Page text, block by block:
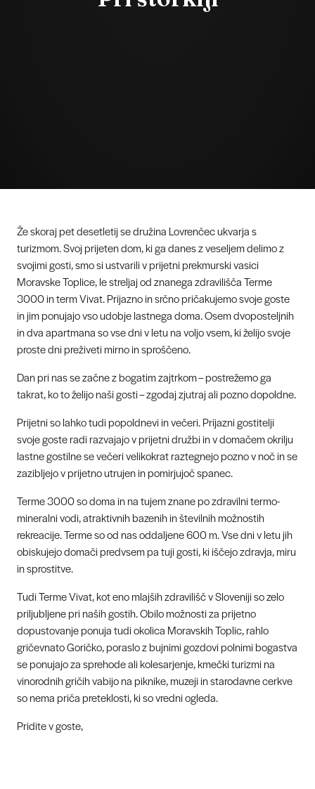
Že skoraj pet desetletij se družina Lovrenčec ukvarja s
turizmom. Svoj prijeten dom, ki ga danes z veseljem delimo z
svojimi gosti, smo si ustvarili v prijetni prekmurski vasici
Moravske Toplice, le streljaj od znanega zdravilišča Terme
3000 in term Vivat. Prijazno in srčno pričakujemo svoje goste
in jim ponujajo vso udobje lastnega doma. Osem dvoposteljnih
in dva apartmana so vse dni v letu na voljo vsem, ki želijo svoje
proste dni preživeti mirno in sproščeno.
Dan pri nas se začne z bogatim zajtrkom – postrežemo ga
takrat, ko to želijo naši gosti – zgodaj zjutraj ali pozno dopoldne.
Prijetni so lahko tudi popoldnevi in večeri. Prijazni gostitelji
svoje goste radi razvajajo v prijetni družbi in v domačem okrilju
lastne gostilne se večeri velikokrat raztegnejo pozno v noč in se
zazibljejo v prijetno utrujen in pomirjujoč spanec.
Terme 3000 so doma in na tujem znane po zdravilni termo-
mineralni vodi, atraktivnih bazenih in številnih možnostih
rekreacije. Terme so od nas oddaljene 600 m. Vse dni v letu jih
obiskujejo domači predvsem pa tuji gosti, ki iščejo zdravja, miru
in sprostitve.
Tudi Terme Vivat, kot eno mlajših zdravilišč v Sloveniji so zelo
priljubljene pri naših gostih. Obilo možnosti za prijetno
dopustovanje ponuja tudi okolica Moravskih Toplic, rahlo
gričevnato Goričko, poraslo z bujnimi gozdovi polnimi bogastva
se ponujajo za sprehode ali kolesarjenje, kmečki turizmi na
vinorodnih gričih vabijo na piknike, muzeji in starodavne cerkve
so nema priča preteklosti, ki so vredni ogleda.
Pridite v goste,